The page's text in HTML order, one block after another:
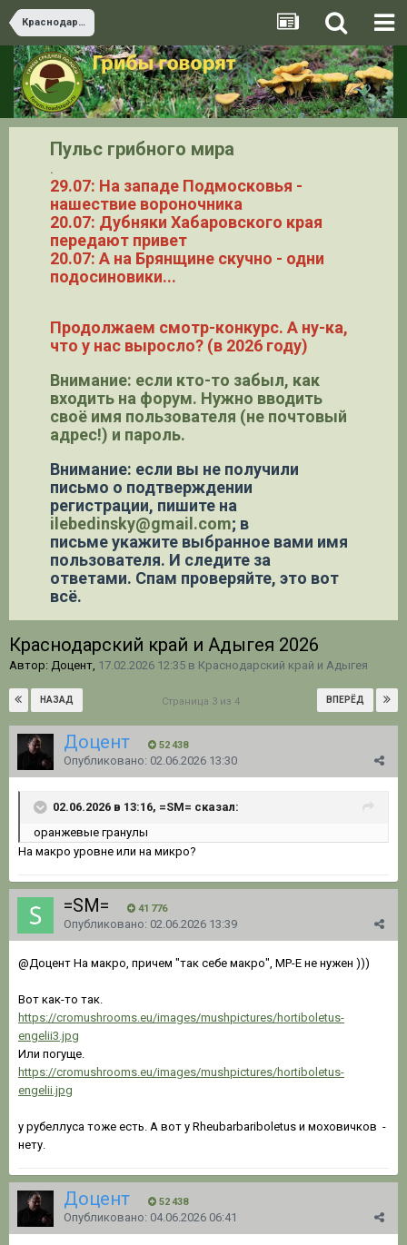
Краснодарский край и Адыгея
Пульс грибного мира
.
29.07: На западе Подмосковья -
нашествие вороночника
20.07: Дубняки Хабаровского края
передают привет
20.07: А на Брянщине скучно - одни
подосиновики...
Продолжаем смотр-конкурс. А ну-ка,
что у нас выросло? (в 2026 году)
Внимание: если кто-то забыл, как
входить на форум. Нужно вводить
своё имя пользователя (не почтовый
адрес!) и пароль.
Внимание: если вы не получили
письмо о подтверждении
регистрации, пишите на
ilebedinsky@gmail.com; в
письме укажите выбранное вами имя
пользователя. И следите за
ответами. Спам проверяйте, это вот
всё.
Краснодарский край и Адыгея 2026
Автор: Доцент, 17.02.2026 12:35 в Краснодарский край и Адыгея
НАЗАД ВПЕРЁД
Страница 3 из 4
Доцент 52 438
Опубликовано: 02.06.2026 13:30
02.06.2026 в 13:16, =SM= сказал:
оранжевые гранулы
На макро уровне или на микро?
=SM= 41 776
Опубликовано: 02.06.2026 13:39
@Доцент На макро, причем "так себе макро", MP-E не нужен )))
Вот как-то так.
https://cromushrooms.eu/images/mushpictures/hortiboletus-
engelii3.jpg
Или погуще.
https://cromushrooms.eu/images/mushpictures/hortiboletus-
engelii.jpg
у рубеллуса тоже есть. А вот у Rheubarbariboletus и моховичков -
нету.
Доцент 52 438
Опубликовано: 04.06.2026 06:41